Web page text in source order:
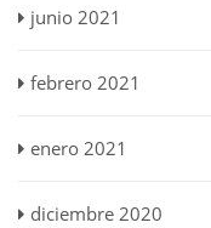
junio 2021
febrero 2021
enero 2021
diciembre 2020